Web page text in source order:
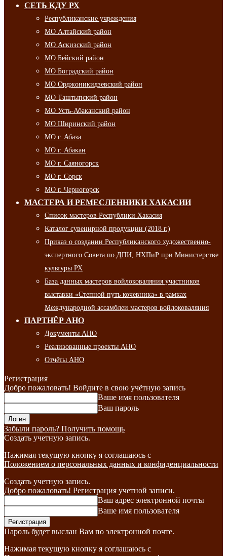
СЕТЬ КДУ РХ
Республиканские учреждения
МО Алтайский район
МО Аскизский район
МО Бейский район
МО Боградский район
МО Орджоникидзевский район
МО Таштыпский район
МО Усть-Абаканский район
МО Ширинский район
МО г. Абаза
МО г. Абакан
МО г. Саяногорск
МО г. Сорск
МО г. Черногорск
МАСТЕРА И РЕМЕСЛЕННИКИ ХАКАСИИ
Список мастеров Республики Хакасия
Каталог сувенирной продукции (2018 г.)
Приказ о создании Республиканского художественно-
экспертного Совета по ДПИ, НХПиР при Министерстве
культуры РХ
База данных мастеров войлоковаляния участников
выставки «Степной путь кочевника» в рамках
Международной ассамблеи мастеров войлоковаляния
ПАРТНЁР АНО
Документы АНО
Реализованные проекты АНО
Отчёты АНО
Регистрация
Добро пожаловать! Войдите в свою учётную запись
Ваше имя пользователя
Ваш пароль
Забыли пароль? Получить помощь
Создать учетную запись.
Нажимая текущую кнопку я соглашаюсь с
Положением о персональных данных и конфиденциальности
Создать учетную запись.
Добро пожаловать! Регистрация учетной записи.
Ваш адрес электронной почты
Ваше имя пользователя
Пароль будет выслан Вам по электронной почте.
Нажимая текущую кнопку я соглашаюсь с